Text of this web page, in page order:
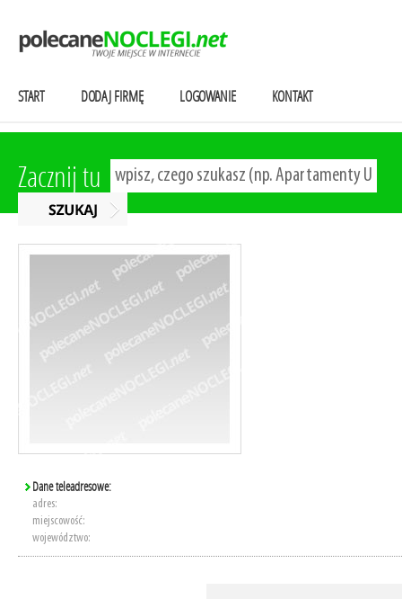
START DODAJ FIRMĘ LOGOWANIE KONTAKT
Zacznij tu
Dane teleadresowe:
adres:
miejscowość:
województwo: